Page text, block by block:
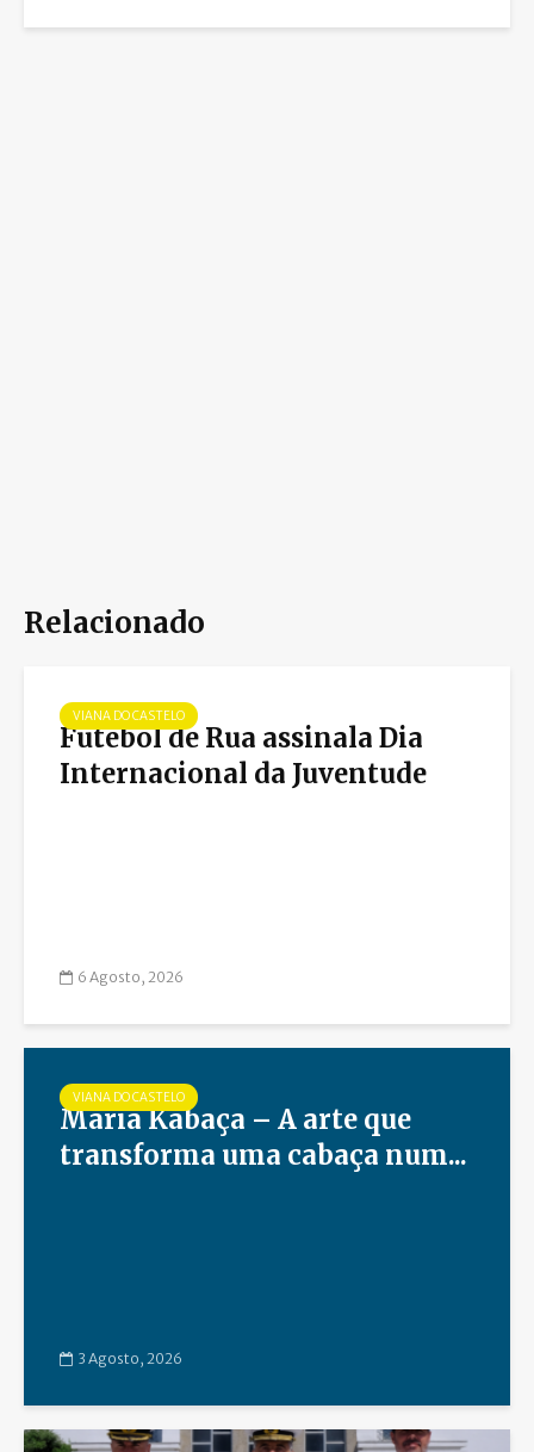
Relacionado
VIANA DO CASTELO
Futebol de Rua assinala Dia
Internacional da Juventude
6 Agosto, 2026
VIANA DO CASTELO
Maria Kabaça – A arte que
transforma uma cabaça num...
3 Agosto, 2026